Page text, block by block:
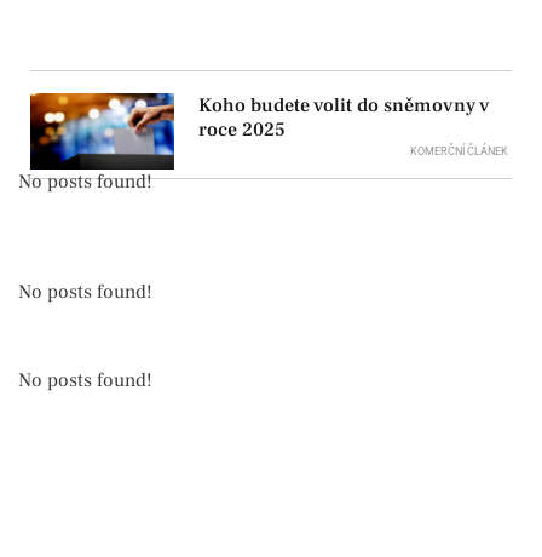
Koho budete volit do sněmovny v
roce 2025
KOMERČNÍ ČLÁNEK
No posts found!
No posts found!
No posts found!